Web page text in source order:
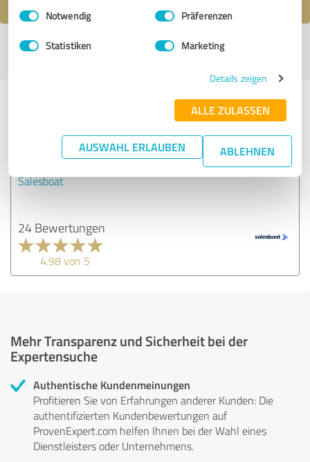
Impressum Datenschutzbestimmungen
Einwilligungsauswahl
Notwendig Präferenzen
Statistiken Marketing
Details zeigen
ALLE ZULASSEN
AUSWAHL ERLAUBEN ABLEHNEN
Profil aktiv seit 30.12.2020 | Letzte Aktualisierung: 30.12.2020
Erfahrungen zu weiteren
Anbietern aus dem Bereich E-
Commerce
Salesboat
24 Bewertungen
4.98 von 5
Mehr Transparenz und Sicherheit bei der
Expertensuche
Authentische Kundenmeinungen
Profitieren Sie von Erfahrungen anderer Kunden: Die
authentifizierten Kundenbewertungen auf
ProvenExpert.com helfen Ihnen bei der Wahl eines
Dienstleisters oder Unternehmens.